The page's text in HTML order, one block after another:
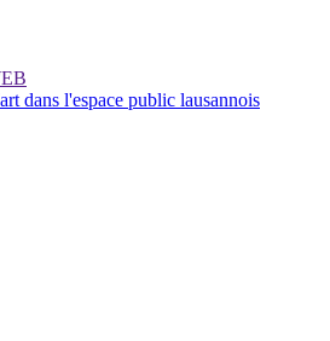
dans l'espace public lausannois